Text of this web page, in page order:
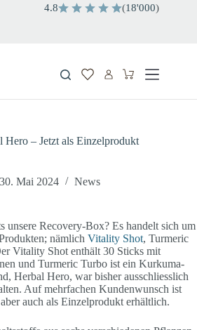
4.8 (18'000)
Warenkorb
Hero – Jetzt als Einzelprodukt
30. Mai 2024 News
unsere Recovery-Box? Es handelt sich um
nämlich Vitality Shot, Turmeric
Vitality Shot enthält 30 Sticks mit
und Turmeric Turbo ist ein Kurkuma-
Herbal Hero, war bisher ausschliesslich
Auf mehrfachen Kundenwunsch ist
auch als Einzelprodukt erhältlich.